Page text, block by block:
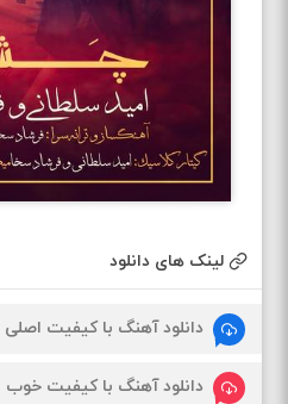
لینک های دانلود
دانلود آهنگ با کیفیت اصلی
دانلود آهنگ با کیفیت خوب